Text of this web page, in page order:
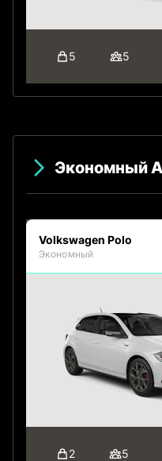
5 5
Экономный
Volkswagen Polo
Экономный
2 5